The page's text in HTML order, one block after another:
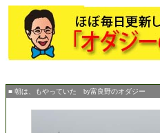
■ 朝は、もやっていた by富良野のオダジー